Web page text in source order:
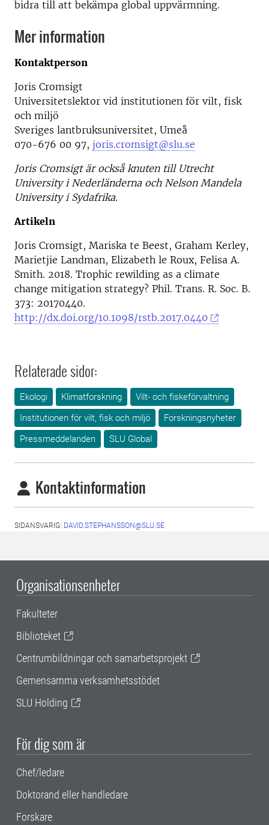
bidra till att bekämpa global uppvärmning.
Mer information
Kontaktperson
Joris Cromsigt
Universitetslektor vid institutionen för vilt, fisk
och miljö
Sveriges lantbruksuniversitet, Umeå
070-676 00 97, joris.cromsigt@slu.se
Joris Cromsigt är också knuten till Utrecht
University i Nederländerna och Nelson Mandela
University i Sydafrika.
Artikeln
Joris Cromsigt, Mariska te Beest, Graham Kerley,
Marietjie Landman, Elizabeth le Roux, Felisa A.
Smith. 2018. Trophic rewilding as a climate
change mitigation strategy? Phil. Trans. R. Soc. B.
373: 20170440.
http://dx.doi.org/10.1098/rstb.2017.0440
Relaterade sidor:
Ekologi Klimatforskning
Vilt- och fiskeförvaltning
Institutionen för vilt, fisk och miljö
Forskningsnyheter
Pressmeddelanden
SLU Global
Kontaktinformation
SIDANSVARIG: DAVID.STEPHANSSON@SLU.SE
Organisationsenheter
Fakulteter
Biblioteket
Centrumbildningar och samarbetsprojekt
Gemensamma verksamhetsstödet
SLU Holding
För dig som är
Chef/ledare
Doktorand eller handledare
Forskare